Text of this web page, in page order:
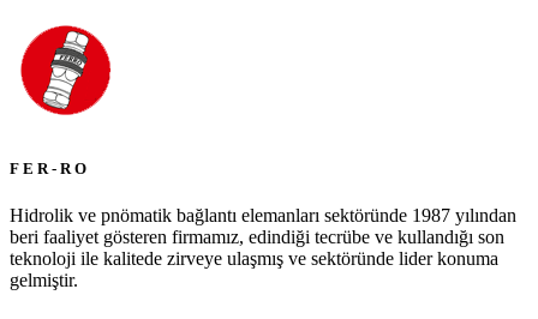
F E R - R O
Hidrolik ve pnömatik bağlantı elemanları sektöründe 1987 yılından
beri faaliyet gösteren firmamız, edindiği tecrübe ve kullandığı son
teknoloji ile kalitede zirveye ulaşmış ve sektöründe lider konuma
gelmiştir.